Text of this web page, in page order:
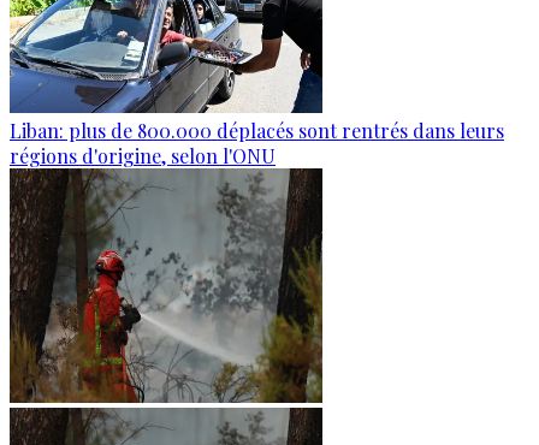
Liban: plus de 800.000 déplacés sont rentrés dans leurs
régions d'origine, selon l'ONU